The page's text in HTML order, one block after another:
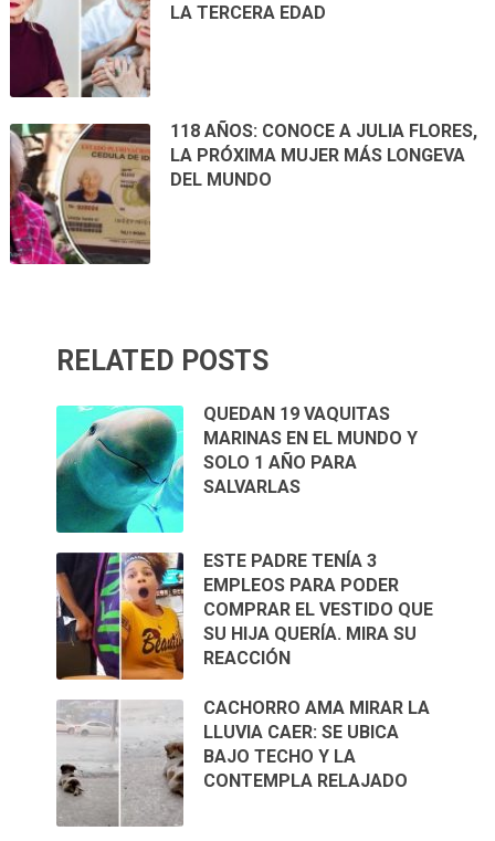
LA TERCERA EDAD
118 AÑOS: CONOCE A JULIA FLORES,
LA PRÓXIMA MUJER MÁS LONGEVA
DEL MUNDO
RELATED POSTS
QUEDAN 19 VAQUITAS
MARINAS EN EL MUNDO Y
SOLO 1 AÑO PARA
SALVARLAS
ESTE PADRE TENÍA 3
EMPLEOS PARA PODER
COMPRAR EL VESTIDO QUE
SU HIJA QUERÍA. MIRA SU
REACCIÓN
CACHORRO AMA MIRAR LA
LLUVIA CAER: SE UBICA
BAJO TECHO Y LA
CONTEMPLA RELAJADO